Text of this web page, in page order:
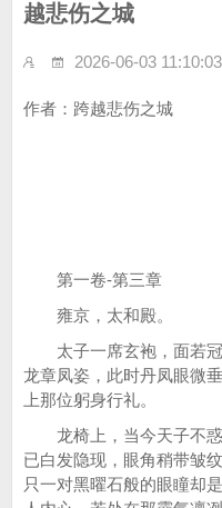
越悲伤之城
2026-06-03 11:10:03
作者：跨越悲伤之城
第一卷-第三章
雍京，太和殿。
太子一席玄袍，面若冠
龙章凤姿，此时丹凤眼微
上那位躬身行礼。
龙椅上，当今天子不惑
已白发隐现，眼角稍带皱
只一对黑曜石般的眼瞳却